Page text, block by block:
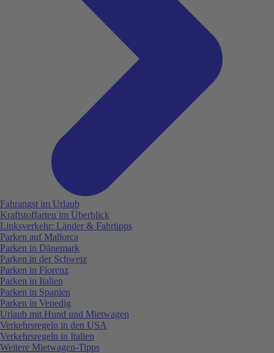
Fahrangst im Urlaub
Kraftstoffarten im Überblick
Linksverkehr: Länder & Fahrtipps
Parken auf Mallorca
Parken in Dänemark
Parken in der Schweiz
Parken in Florenz
Parken in Italien
Parken in Spanien
Parken in Venedig
Urlaub mit Hund und Mietwagen
Verkehrsregeln in den USA
Verkehrsregeln in Italien
Weitere Mietwagen-Tipps